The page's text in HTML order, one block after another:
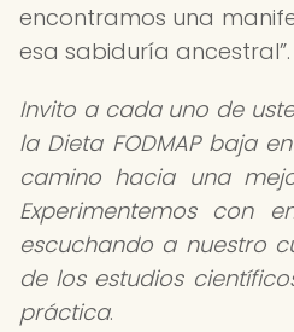
encontramos una
esa sabiduría ancestral .
Invito a cada uno de
la Dieta FODMAP baja
camino hacia una
Experimentemos con
escuchando a nuestro
de los estudios
práctica.